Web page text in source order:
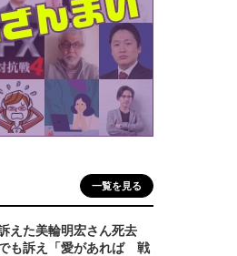
一覧を見る
えた美輪明宏さん死去
も訴え「愛があれば 戦